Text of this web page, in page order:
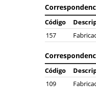
Código
157
Código
109